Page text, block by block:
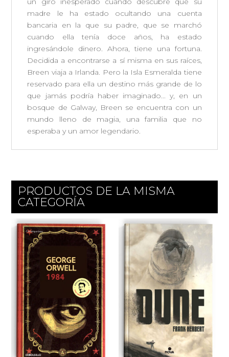
madre le ha estado ocultando una cuenta
bancaria en la que su padre, que se marchó
cuando ella tenía doce años, ha estado
ingresándole dinero. Ahora, tiene una fortuna.
Decidida a encontrarse a sí misma en sus raíces,
Breen viaja a Irlanda. Pero la Isla Esmeralda tiene
reservado para ella un destino más grande de lo
que jamás podría haber imaginado... y, en un
bosque de Galway, Breen se encuentra con un
mundo lleno de magia, una familia que no
esperaba y un amor legendario.
PRODUCTOS DE LA MISMA
CATEGORÍA